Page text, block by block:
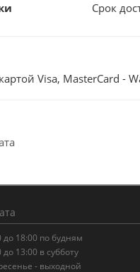
Срок
Visa, MasterCard -
до 18:00 по будням
до 13:00 в субботу
- выходной